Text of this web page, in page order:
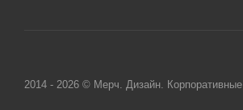
2014 - 2026 © Мерч. Дизайн.